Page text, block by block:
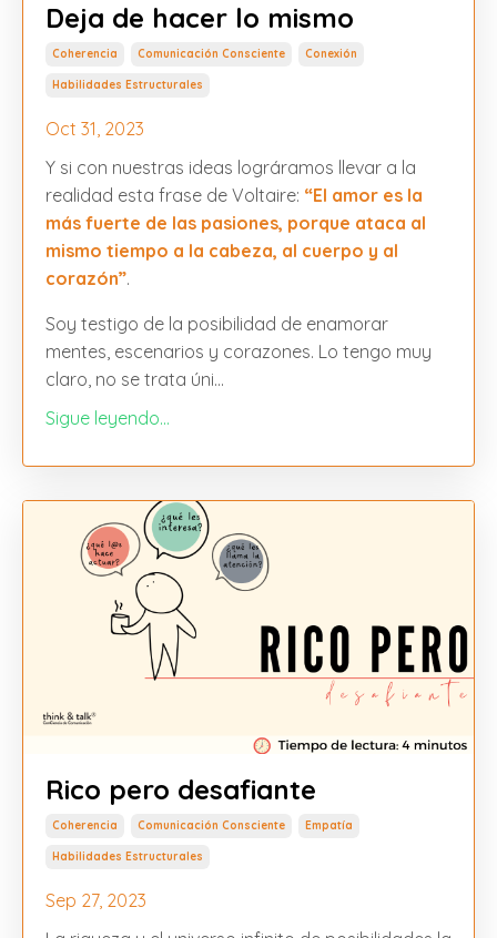
Deja de hacer lo mismo
Coherencia Comunicación Consciente Conexión
Habilidades Estructurales
Oct 31, 2023
Y si con nuestras ideas lográramos llevar a la
realidad esta frase de Voltaire: “El amor es la
más fuerte de las pasiones, porque ataca al
mismo tiempo a la cabeza, al cuerpo y al
corazón”.
Soy testigo de la posibilidad de enamorar
mentes, escenarios y corazones. Lo tengo muy
claro, no se trata úni...
Sigue leyendo...
Rico pero desafiante
Coherencia Comunicación Consciente Empatía
Habilidades Estructurales
Sep 27, 2023